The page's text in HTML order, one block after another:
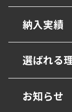
手すり・
トイレ/介
衝撃吸収材
階段ノンス
納入実績
公共・文化
学校・教
幼保・子育
選ばれる
設計事務
お知らせ